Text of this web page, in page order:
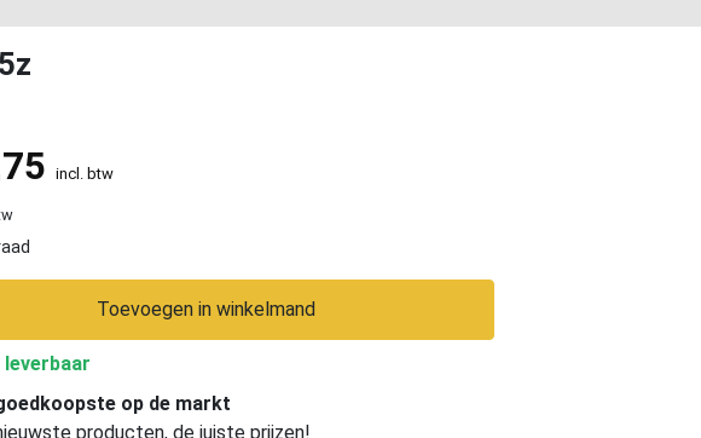
incl. btw
Toevoegen in winkelmand
op de markt
producten, de juiste prijzen!